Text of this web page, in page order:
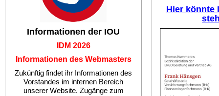
Informationen der IOU
IDM 2026
Informationen des Webmasters
Zukünftig findet ihr Informationen des
Vorstandes im internen Bereich
unserer Website. Zugänge zum
Hier könnte